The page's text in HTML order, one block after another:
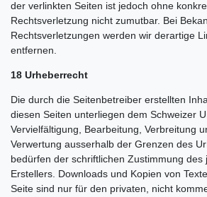
der verlinkten Seiten ist jedoch ohne
Rechtsverletzung nicht zumutbar. Bei
Rechtsverletzungen werden wir derartige
entfernen.
18 Urheberrecht
Die durch die Seitenbetreiber erstellten
diesen Seiten unterliegen dem Schweizer
Vervielfältigung, Bearbeitung, Verbreitung
Verwertung ausserhalb der Grenzen des
bedürfen der schriftlichen Zustimmung des
Erstellers. Downloads und Kopien von
Seite sind nur für den privaten, nicht